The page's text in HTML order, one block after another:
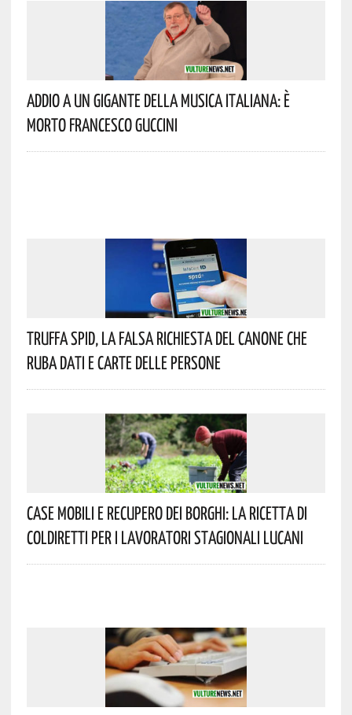
Addio A Un Gigante Della Musica Italiana: È
Morto Francesco Guccini
Truffa Spid, La Falsa Richiesta Del Canone Che
Ruba Dati E Carte Delle Persone
Case Mobili E Recupero Dei Borghi: La Ricetta Di
Coldiretti Per I Lavoratori Stagionali Lucani